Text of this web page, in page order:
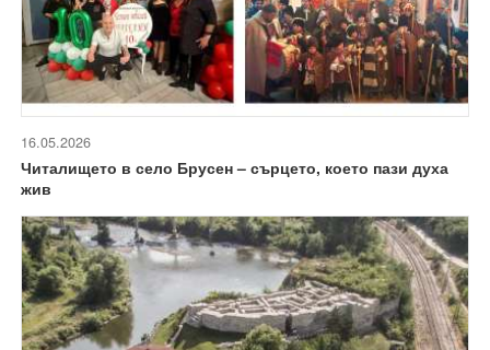
16.05.2026
Читалището в село Брусен – сърцето, което пази духа
жив